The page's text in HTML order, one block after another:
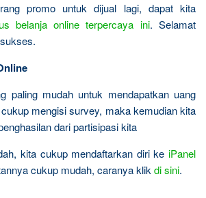
promo untuk dijual lagi, dapat kita
belanja online terpercaya ini. Selamat
paling mudah untuk mendapatkan uang
mengisi survey, maka kemudian kita
dari partisipasi kita
kita cukup mendaftarkan diri ke iPanel
cukup mudah, caranya klik di sini.